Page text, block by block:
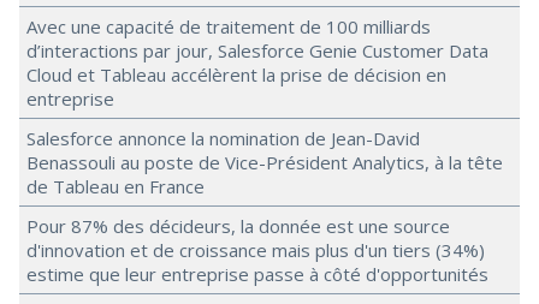
Avec une capacité de traitement de 100 milliards
d’interactions par jour, Salesforce Genie Customer Data
Cloud et Tableau accélèrent la prise de décision en
entreprise
Salesforce annonce la nomination de Jean-David
Benassouli au poste de Vice-Président Analytics, à la tête
de Tableau en France
Pour 87% des décideurs, la donnée est une source
d'innovation et de croissance mais plus d'un tiers (34%)
estime que leur entreprise passe à côté d'opportunités